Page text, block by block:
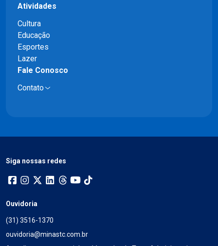
Atividades
Cultura
Educação
Esportes
Lazer
Fale Conosco
Contato
Siga nossas redes
Ouvidoria
(31) 3516-1370
ouvidoria@minastc.com.br